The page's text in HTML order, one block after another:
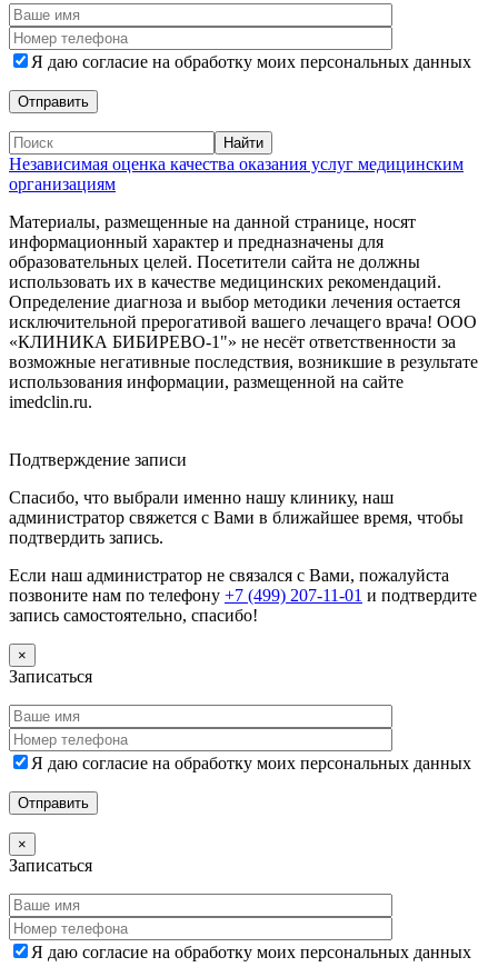
Я даю согласие на обработку моих персональных данных
Независимая оценка качества оказания услуг медицинским
организациям
Материалы, размещенные на данной странице, носят
информационный характер и предназначены для
образовательных целей. Посетители сайта не должны
использовать их в качестве медицинских рекомендаций.
Определение диагноза и выбор методики лечения остается
исключительной прерогативой вашего лечащего врача! ООО
«КЛИНИКА БИБИРЕВО-1"» не несёт ответственности за
возможные негативные последствия, возникшие в результате
использования информации, размещенной на сайте
imedclin.ru.
Подтверждение записи
Спасибо, что выбрали именно нашу клинику, наш
администратор свяжется с Вами в ближайшее время, чтобы
подтвердить запись.
Если наш администратор не связался с Вами, пожалуйста
позвоните нам по телефону +7 (499) 207-11-01 и подтвердите
запись самостоятельно, спасибо!
×
Записаться
Я даю согласие на обработку моих персональных данных
×
Записаться
Я даю согласие на обработку моих персональных данных